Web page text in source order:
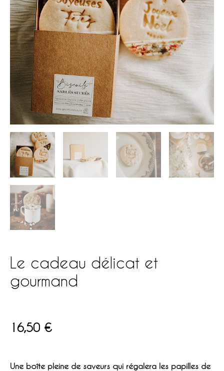
Le cadeau délicat et
gourmand
16,50 €
Une boîte pleine de saveurs qui régalera les papilles de